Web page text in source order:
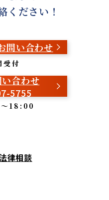
ください！
問い合わせ
受付
合わせ
5755
18:00
律相談